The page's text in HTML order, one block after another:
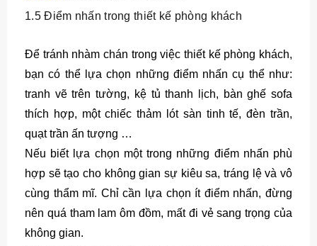
1.5 Điểm nhấn trong thiết kế phòng khách
Để tránh nhàm chán trong việc thiết kế phòng khách,
bạn có thể lựa chọn những điểm nhấn cụ thể như:
tranh vẽ trên tường, kệ tủ thanh lịch, bàn ghế sofa
thích hợp, một chiếc thảm lót sàn tinh tế, đèn trần,
quạt trần ấn tượng …
Nếu biết lựa chọn một trong những điểm nhấn phù
hợp sẽ tạo cho không gian sự kiêu sa, tráng lệ và vô
cùng thẩm mĩ. Chỉ cần lựa chọn ít điểm nhấn, đừng
nên quá tham lam ôm đồm, mất đi vẻ sang trọng của
không gian.